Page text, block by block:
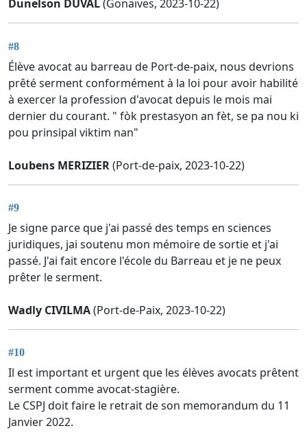
Dunelson DUVAL(Gonaïves, 2023-10-22)
#8
Élève avocat au barreau de Port-de-paix, nous devrions
prêté serment conformément à la loi pour avoir habilité
à exercer la profession d'avocat depuis le mois mai
dernier du courant. " fòk prestasyon an fèt, se pa nou ki
pou prinsipal viktim nan"
Loubens MERIZIER(Port-de-paix, 2023-10-22)
#9
Je signe parce que j'ai passé des temps en sciences
juridiques, jai soutenu mon mémoire de sortie et j'ai
passé. J'ai fait encore l'école du Barreau et je ne peux
prêter le serment.
Wadly CIVILMA(Port-de-Paix, 2023-10-22)
#10
Il est important et urgent que les élèves avocats prêtent
serment comme avocat-stagière.
Le CSPJ doit faire le retrait de son memorandum du 11
Janvier 2022.